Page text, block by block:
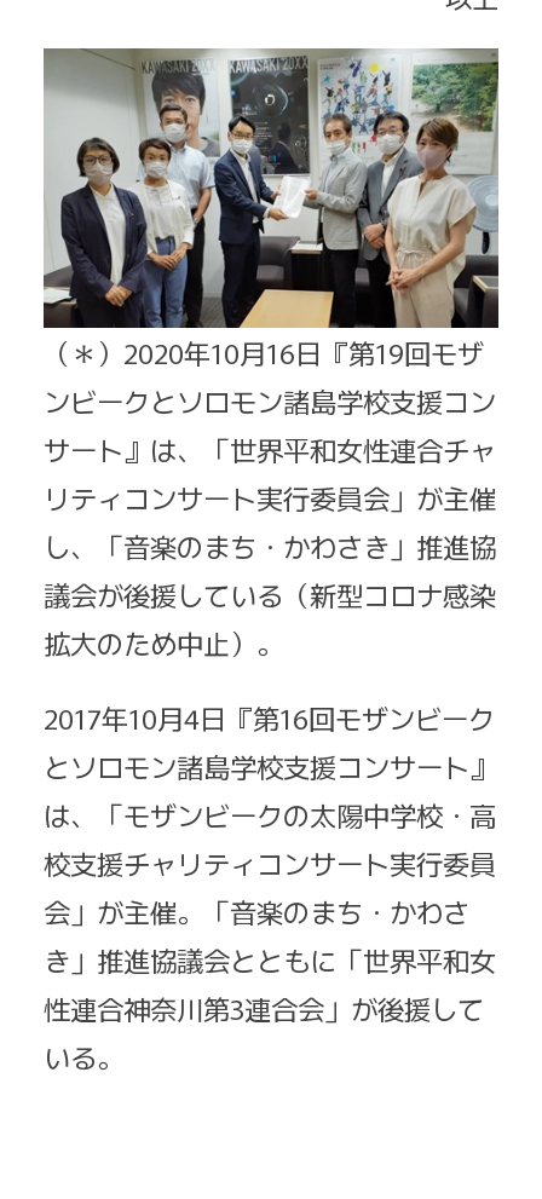
（＊）2020年10月16日『第19回モザ
ンビークとソロモン諸島学校支援コン
サート』は、「世界平和女性連合チャ
リティコンサート実行委員会」が主催
し、「音楽のまち・かわさき」推進協
議会が後援している（新型コロナ感染
拡大のため中止）。
2017年10月4日『第16回モザンビーク
とソロモン諸島学校支援コンサート』
は、「モザンビークの太陽中学校・高
校支援チャリティコンサート実行委員
会」が主催。「音楽のまち・かわさ
き」推進協議会とともに「世界平和女
性連合神奈川第3連合会」が後援して
いる。